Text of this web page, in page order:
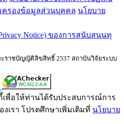
ครองข้อมูลส่วนบุคคล นโยบาย
Notice) ของการสนับสนนทุ
ราชบัญญัติลิขสิทธิ์ 2537 สถาบันวิจัยระบบ
เพื่อให้ท่านได้รับประสบการณ์การ
เรา โปรดศึกษาเพิ่มเติมที่ นโยบาย